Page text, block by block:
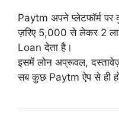
Paytm अपने प्लेटफॉर्म
ज़रिए 5,000 से लेकर 2
Loan देता है।
इसमें लोन अप्रूवल,
सब कुछ Paytm ऐप से ही